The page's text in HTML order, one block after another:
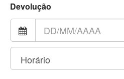
Devolução